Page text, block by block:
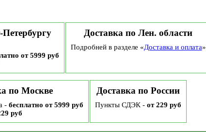
от 5999 руб
Доставка по Лен. области
Подробней в разделе «Доставка и оплата»
по Москве
- бесплатно от 5999 руб
руб
Доставка по России
Пункты СДЭК - от 229 руб